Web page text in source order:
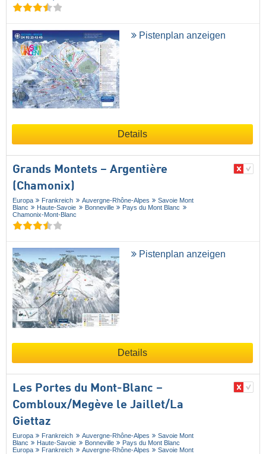
Pistenplan anzeigen
Details
Grands Montets – Argentière
(Chamonix)
Europa Frankreich Auvergne-Rhône-Alpes
Savoie Mont
Blanc
Haute-Savoie Bonneville
Pays du Mont Blanc
Chamonix-Mont-Blanc
Pistenplan anzeigen
Details
Les Portes du Mont-Blanc –
Combloux/​Megève le Jaillet/​La
Giettaz
Europa Frankreich Auvergne-Rhône-Alpes
Savoie Mont
Blanc
Haute-Savoie Bonneville
Pays du Mont Blanc
Europa
Frankreich Auvergne-Rhône-Alpes
Savoie Mont